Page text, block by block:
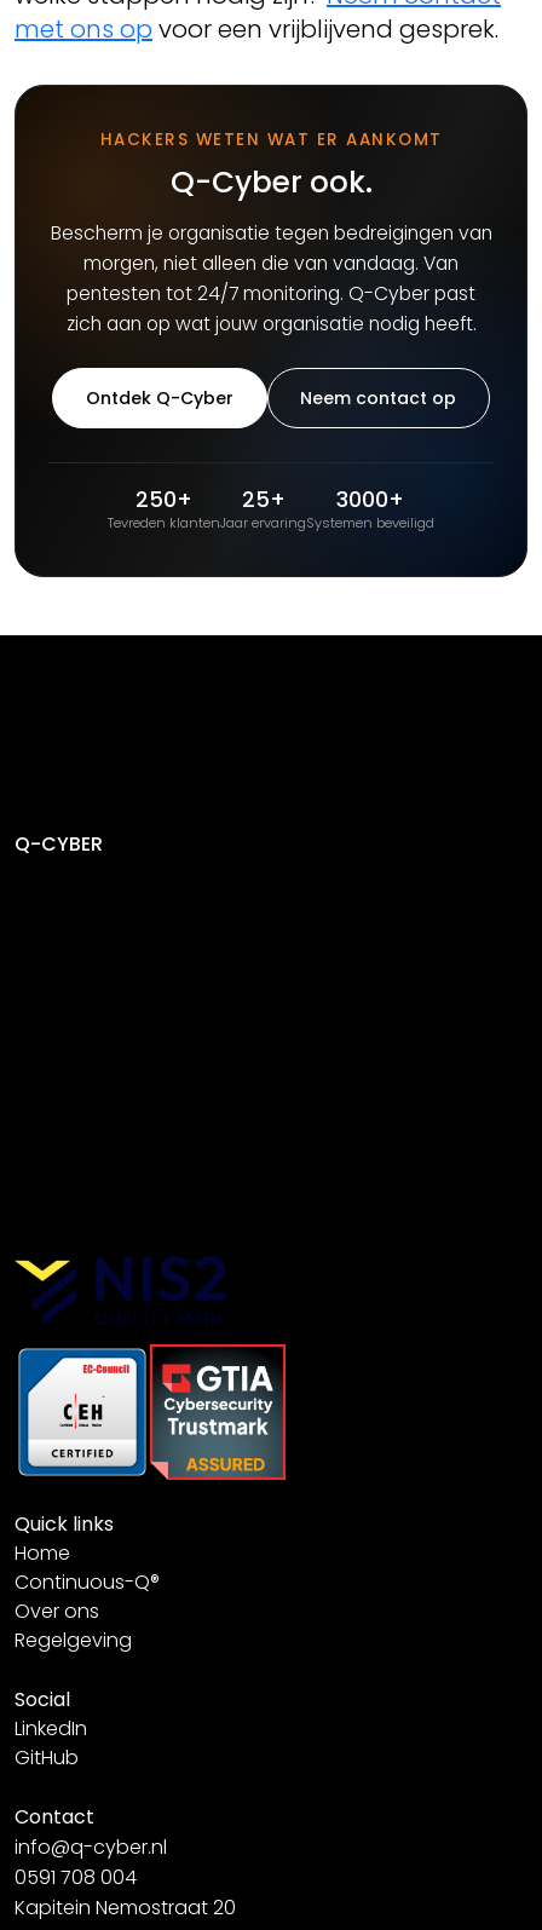
met ons op voor een vrijblijvend gesprek.
HACKERS WETEN WAT ER AANKOMT
Q-Cyber ook.
Bescherm je organisatie tegen bedreigingen van
morgen, niet alleen die van vandaag. Van
pentesten tot 24/7 monitoring. Q-Cyber past
zich aan op wat jouw organisatie nodig heeft.
Ontdek Q-Cyber Neem contact op
250+
Tevreden klanten
25+
Jaar ervaring
3000+
Systemen beveiligd
Q-CYBER
Quick links
Home
Continuous-Q®
Over ons
Regelgeving
Social
LinkedIn
GitHub
Contact
info@q-cyber.nl
0591 708 004
Kapitein Nemostraat 20